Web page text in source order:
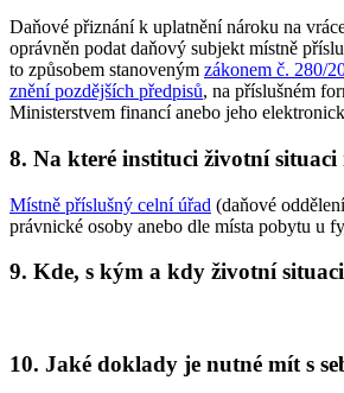
Daňové přiznání k uplatnění nároku na
oprávněn podat daňový subjekt místně
to způsobem stanoveným zákonem č. 280/
znění pozdějších předpisů, na příslušném
Ministerstvem financí anebo jeho
8. Na které instituci životní situaci
Místně příslušný celní úřad (daňové
právnické osoby anebo dle místa pobytu u
9. Kde, s kým a kdy životní
10. Jaké doklady je nutné mít s